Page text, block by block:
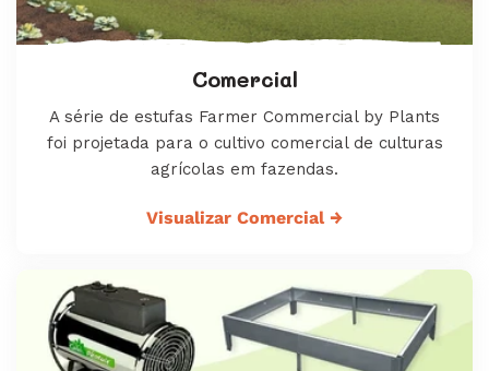
Comercial
A série de estufas Farmer Commercial by Plants
foi projetada para o cultivo comercial de culturas
agrícolas em fazendas.
Visualizar Comercial →